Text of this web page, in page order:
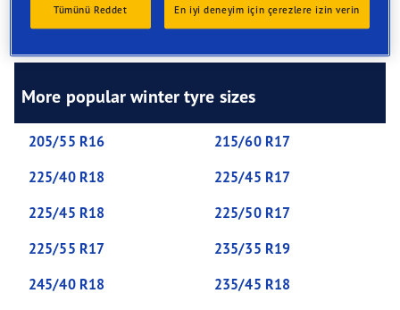
bite to grip winter roads, hills and sharp corners, and
More popular winter tyre sizes
205/55 R16
215/60 R17
225/40 R18
225/45 R17
225/45 R18
225/50 R17
225/55 R17
235/35 R19
245/40 R18
235/45 R18
Tümünü Reddet En iyi deneyim için çerezlere izin verin